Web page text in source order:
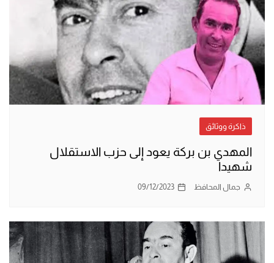
ذاكرة ووثائق
المهدي بن بركة يعود إلى حزب الاستقلال
شهيدا
جمال المحافظ 09/12/2023